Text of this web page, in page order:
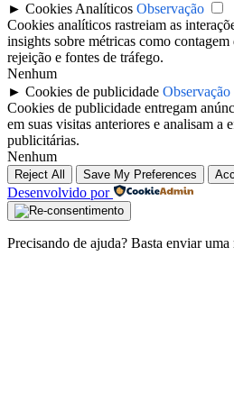
► Cookies Analíticos Observação
Cookies analíticos rastreiam as
insights sobre métricas como
rejeição e fontes de tráfego.
Nenhum
► Cookies de publicidade Observação
Cookies de publicidade entregam
em suas visitas anteriores e analisam a
publicitárias.
Nenhum
Reject All Save My Preferences
Desenvolvido por
Precisando de ajuda? Basta enviar uma